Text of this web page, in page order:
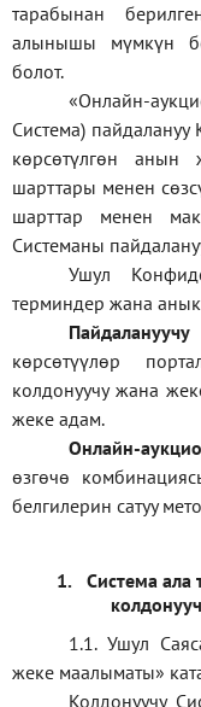
тарабынан
алынышы мүмкүн
болот.
«Онлайн-
Система)
көрсөтүлгөн анын
шарттары менен
шарттар менен
Системаны
Ушул
терминдер жана
П
көрсөтүүлөр
колдонуучу жана
жеке адам.
Онлайн-
өзгөчө
белгилерин сатуу
1. Система ала
1.1. Ушул
жеке маалыматы»
Колдонуучу